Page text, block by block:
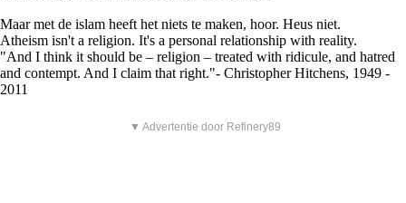
Maar met de islam heeft het niets te maken, hoor. Heus niet.
Atheism isn't a religion. It's a personal relationship with reality.
"And I think it should be – religion – treated with ridicule, and hatred
and contempt. And I claim that right."- Christopher Hitchens, 1949 -
2011
▼ Advertentie door Refinery89